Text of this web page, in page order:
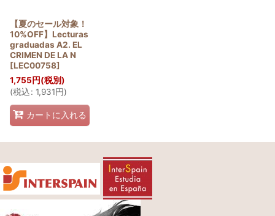
【夏のセール対象！
10%OFF】Lecturas
graduadas A2. EL
CRIMEN DE LA N
[LEC00758]
1,755 円(税別)
(税込: 1,931円)
カートに入れる